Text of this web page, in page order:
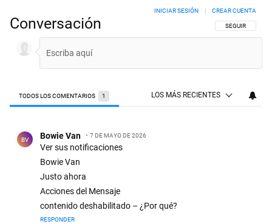
Conversación SIGA ESTA
SEGUIR
INICIAR SESIÓN CREAR CUENTA
TODOS LOS COMENTARIOS 1 LOS MÁS RECIENTES
BV Bowie Van 7 DE MAYO DE 2026
Ver sus notificaciones
Bowie Van
Justo ahora
Acciones del Mensaje
contenido deshabilitado – ¿Por qué?
RESPONDER